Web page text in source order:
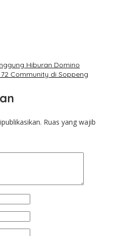
Hiburan Domino
Community di Soppeng
Ruas yang wajib